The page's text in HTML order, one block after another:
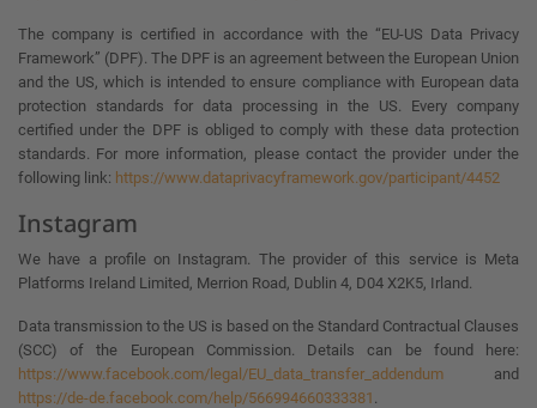
The company is certified in accordance with the “EU-US Data Privacy
Framework” (DPF). The DPF is an agreement between the European Union
and the US, which is intended to ensure compliance with European data
protection standards for data processing in the US. Every company
certified under the DPF is obliged to comply with these data protection
standards. For more information, please contact the provider under the
following link: https://www.dataprivacyframework.gov/participant/4452
Instagram
We have a profile on Instagram. The provider of this service is Meta
Platforms Ireland Limited, Merrion Road, Dublin 4, D04 X2K5, Irland.
Data transmission to the US is based on the Standard Contractual Clauses
(SCC) of the European Commission. Details can be found here:
https://www.facebook.com/legal/EU_data_transfer_addendum and
https://de-de.facebook.com/help/566994660333381 .